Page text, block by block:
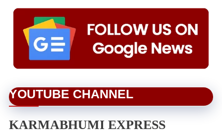
YOUTUBE CHANNEL
KARMABHUMI EXPRESS